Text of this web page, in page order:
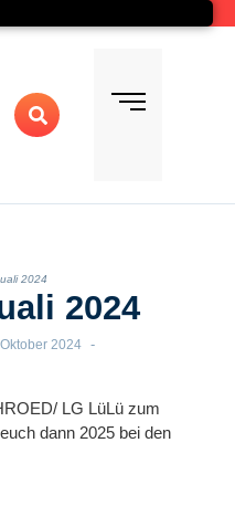
2024
2024
2024 -
LG LüLü zum
dann 2025 bei den